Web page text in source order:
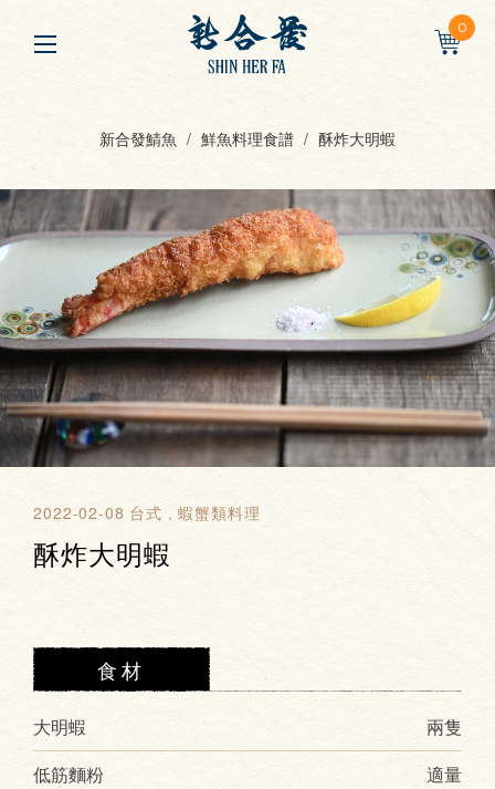
0
新合發鯖魚 鮮魚料理食譜 酥炸大明蝦
2022-02-08 台式 蝦蟹類料理
酥炸大明蝦
食材
大明蝦
兩隻
低筋麵粉
適量